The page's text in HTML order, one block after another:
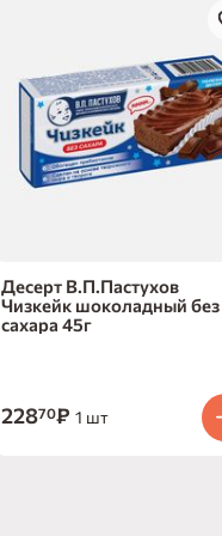
Десерт В.П.Пастухов
Чизкейк шоколадный без
сахара 45г
22870₽ 1 шт